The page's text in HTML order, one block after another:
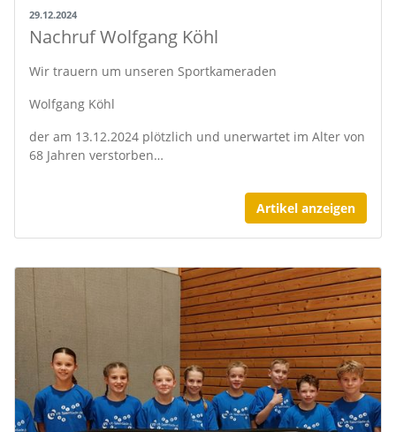
29.12.2024
Nachruf Wolfgang Köhl
Wir trauern um unseren Sportkameraden
Wolfgang Köhl
der am 13.12.2024 plötzlich und unerwartet im Alter von
68 Jahren verstorben…
Artikel anzeigen